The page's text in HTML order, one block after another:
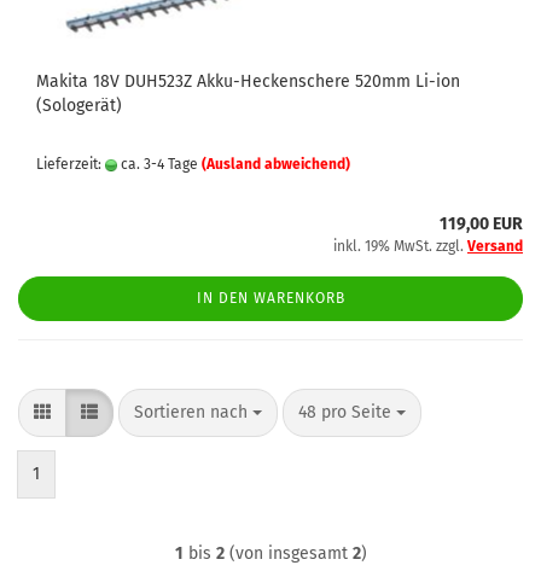
Makita 18V DUH523Z Akku-Heckenschere 520mm Li-ion
(Sologerät)
Lieferzeit: ca. 3-4 Tage (Ausland abweichend)
119,00 EUR
inkl. 19% MwSt. zzgl. Versand
IN DEN WARENKORB
Sortieren nach
Sortieren nach 48 pro Seite
pro Seite
1
1 bis 2(von insgesamt 2)